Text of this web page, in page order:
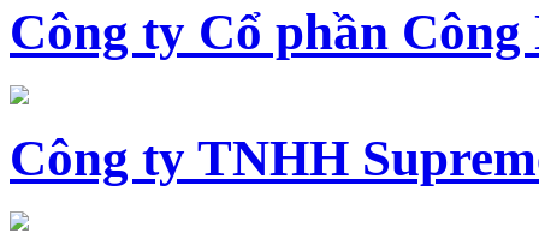
Công ty Cổ phần Công
Công ty TNHH